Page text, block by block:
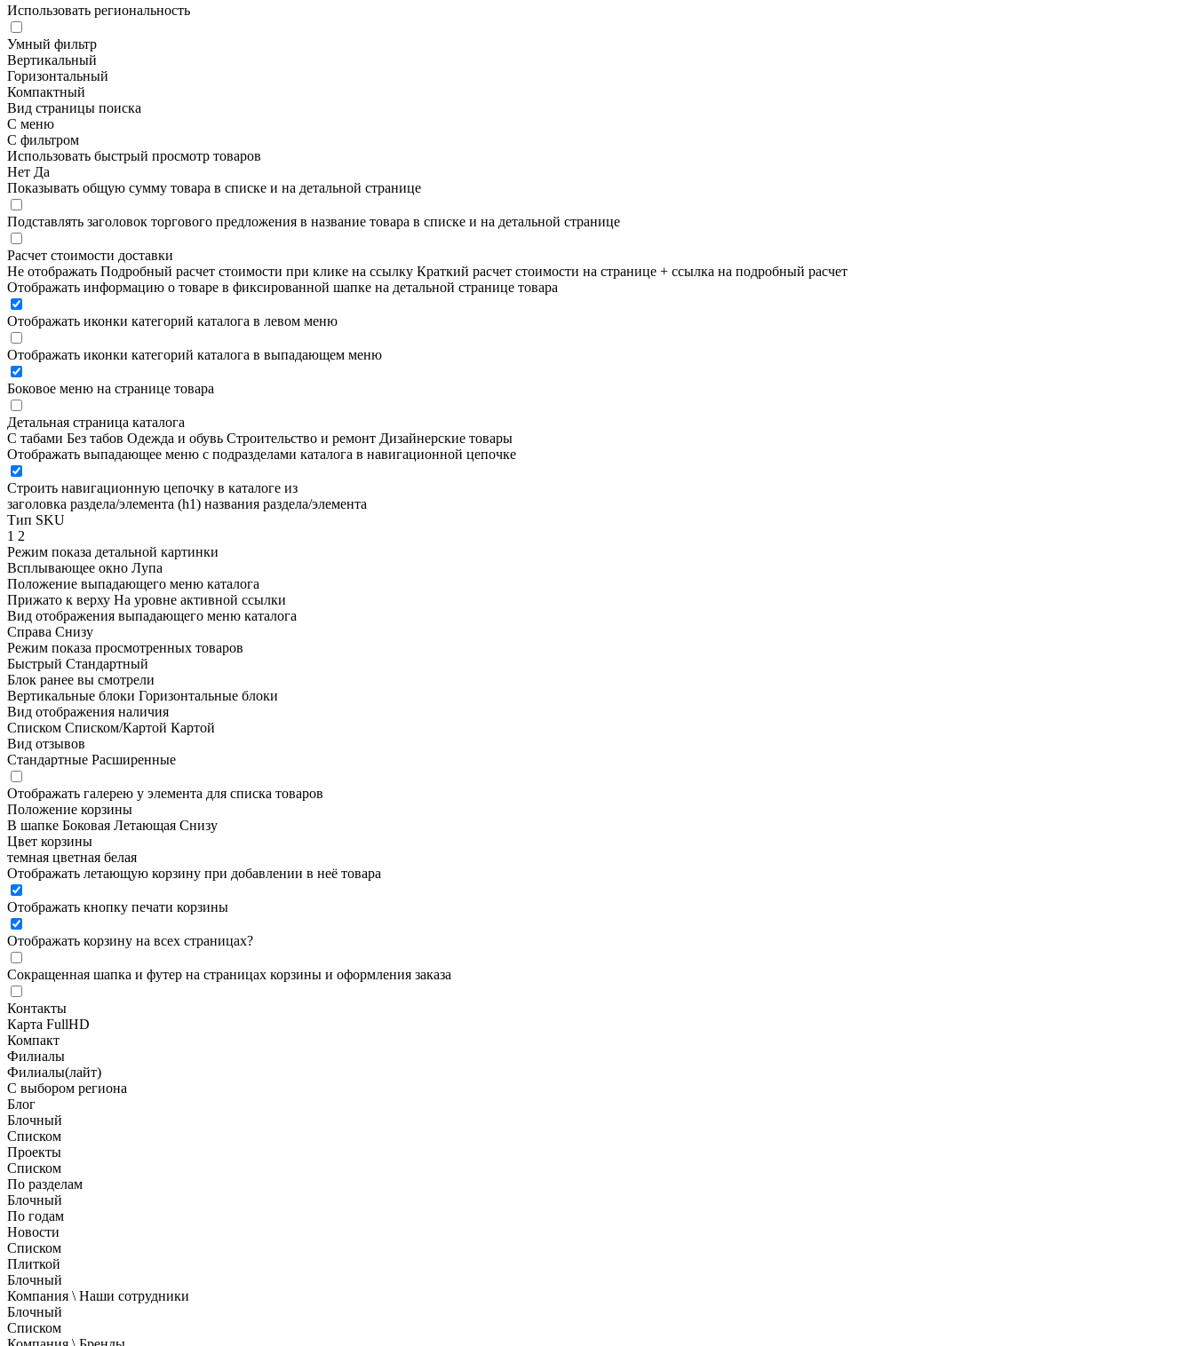
Использовать региональность
Умный фильтр
Вертикальный
Горизонтальный
Компактный
Вид страницы поиска
С меню
С фильтром
Использовать быстрый просмотр товаров
Нет Да
Показывать общую сумму товара в списке и на детальной странице
Подставлять заголовок торгового предложения в название товара в списке и на детальной странице
Расчет стоимости доставки
Не отображать Подробный расчет стоимости при клике на ссылку Краткий расчет стоимости на странице + ссылка на подробный расчет
Отображать информацию о товаре в фиксированной шапке на детальной странице товара
Отображать иконки категорий каталога в левом меню
Отображать иконки категорий каталога в выпадающем меню
Боковое меню на странице товара
Детальная страница каталога
С табами Без табов Одежда и обувь Строительство и ремонт Дизайнерские товары
Отображать выпадающее меню с подразделами каталога в навигационной цепочке
Строить навигационную цепочку в каталоге из
заголовка раздела/элемента (h1) названия раздела/элемента
Тип SKU
1 2
Режим показа детальной картинки
Всплывающее окно Лупа
Положение выпадающего меню каталога
Прижато к верху На уровне активной ссылки
Вид отображения выпадающего меню каталога
Справа Снизу
Режим показа просмотренных товаров
Быстрый Стандартный
Блок ранее вы смотрели
Вертикальные блоки Горизонтальные блоки
Вид отображения наличия
Списком Списком/Картой Картой
Вид отзывов
Стандартные Расширенные
Отображать галерею у элемента для списка товаров
Положение корзины
В шапке Боковая Летающая Снизу
Цвет корзины
темная цветная белая
Отображать летающую корзину при добавлении в неё товара
Отображать кнопку печати корзины
Отображать корзину на всех страницах?
Сокращенная шапка и футер на страницах корзины и оформления заказа
Контакты
Карта FullHD
Компакт
Филиалы
Филиалы(лайт)
С выбором региона
Блог
Блочный
Списком
Проекты
Списком
По разделам
Блочный
По годам
Новости
Списком
Плиткой
Блочный
Компания \ Наши сотрудники
Блочный
Списком